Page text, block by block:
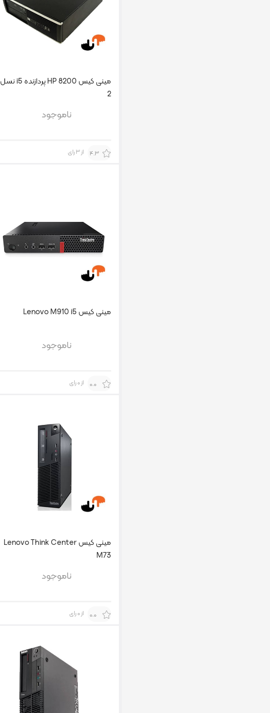
مینی کیس HP 8200 پردازنده i5 نسل
2
ناموجود
4.3 از 3 رای
مینی کیس Lenovo M910 i5
ناموجود
0.0 از 0 رای
مینی کیس Lenovo Think Center
M73
ناموجود
0.0 از 0 رای